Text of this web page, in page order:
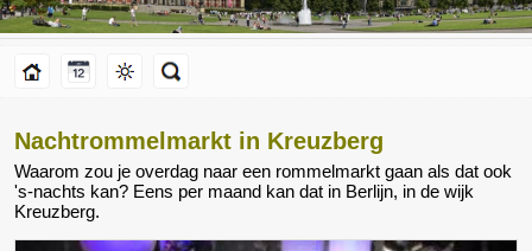
Nachtrommelmarkt in Kreuzberg
Waarom zou je overdag naar een rommelmarkt gaan als dat ook
's-nachts kan? Eens per maand kan dat in Berlijn, in de wijk
Kreuzberg.